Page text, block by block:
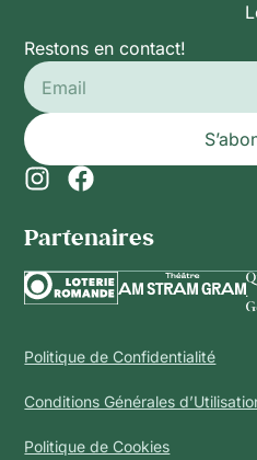
Restons en contact!
Partenaires​
Politique de Confidentialité
Conditions Générales
Politique de Cookies